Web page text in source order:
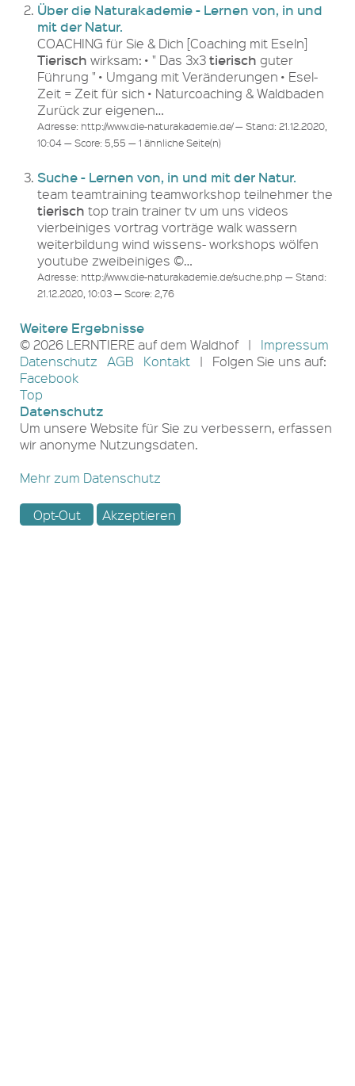
Über die Naturakademie - Lernen von, in und
mit der Natur.
COACHING für Sie & Dich [Coaching mit Eseln]
Tierisch wirksam: • " Das 3x3tierisch guter
Führung " • Umgang mit Veränderungen • Esel-
Zeit = Zeit für sich • Naturcoaching & Waldbaden
Zurück zur eigenen…
Adresse: http://www.die-naturakademie.de/ — Stand: 21.12.2020,
10:04 — Score: 5,55 — 1 ähnliche Seite(n)
Suche - Lernen von, in und mit der Natur.
team teamtraining teamworkshop teilnehmer the
tierisch top train trainer tv um uns videos
vierbeiniges vortrag vorträge walk wassern
weiterbildung wind wissens- workshops wölfen
youtube zweibeiniges ©…
Adresse: http://www.die-naturakademie.de/suche.php — Stand:
21.12.2020, 10:03 — Score: 2,76
Weitere Ergebnisse
© 2026 LERNTIERE auf dem Waldhof | Impressum
Datenschutz
AGB Kontakt
| Folgen Sie uns auf:
Facebook
Top
Datenschutz
Um unsere Website für Sie zu verbessern, erfassen
wir anonyme Nutzungsdaten.
Mehr zum Datenschutz
Opt-Out Akzeptieren